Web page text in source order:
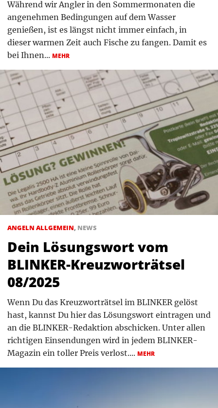
Während wir Angler in den Sommermonaten die
angenehmen Bedingungen auf dem Wasser
genießen, ist es längst nicht immer einfach, in
dieser warmen Zeit auch Fische zu fangen. Damit es
bei Ihnen... MEHR
ANGELN ALLGEMEIN, NEWS
Dein Lösungswort vom
BLINKER-Kreuzworträtsel
08/2025
Wenn Du das Kreuzworträtsel im BLINKER gelöst
hast, kannst Du hier das Lösungswort eintragen und
an die BLINKER-Redaktion abschicken. Unter allen
richtigen Einsendungen wird in jedem BLINKER-
Magazin ein toller Preis verlost.... MEHR